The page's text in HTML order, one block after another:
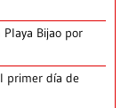
Bijao por
primer día de